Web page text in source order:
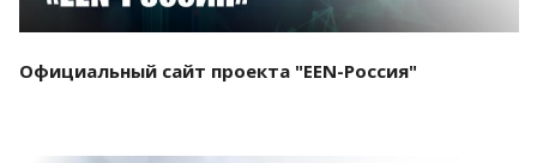
Официальный сайт проекта "EEN-Россия"